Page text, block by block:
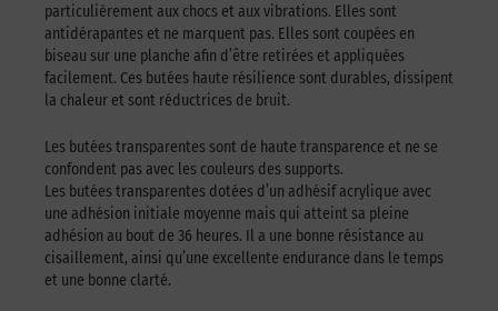
particulièrement aux chocs et aux vibrations. Elles sont
antidérapantes et ne marquent pas. Elles sont coupées en
biseau sur une planche afin d’être retirées et appliquées
facilement. Ces butées haute résilience sont durables, dissipent
la chaleur et sont réductrices de bruit.
Les butées transparentes sont de haute transparence et ne se
confondent pas avec les couleurs des supports.
Les butées transparentes dotées d’un adhésif acrylique avec
une adhésion initiale moyenne mais qui atteint sa pleine
adhésion au bout de 36 heures. Il a une bonne résistance au
cisaillement, ainsi qu’une excellente endurance dans le temps
et une bonne clarté.